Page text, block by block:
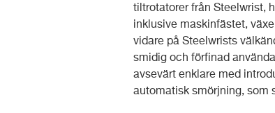
tiltrotatorer från Steelwrist,
inklusive maskinfästet,
vidare på Steelwrists
smidig och förfinad
avsevärt enklare med
automatisk smörjning, som